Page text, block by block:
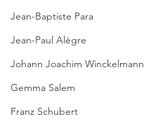
Jean-Baptiste Para
Jean-Paul Alègre
Johann Joachim Winckelmann
Gemma Salem
Franz Schubert